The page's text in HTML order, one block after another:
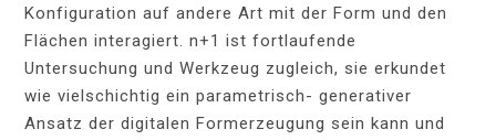
Konfiguration auf andere Art mit der Form und den
Flächen interagiert. n+1 ist fortlaufende
Untersuchung und Werkzeug zugleich, sie erkundet
wie vielschichtig ein parametrisch- generativer
Ansatz der digitalen Formerzeugung sein kann und